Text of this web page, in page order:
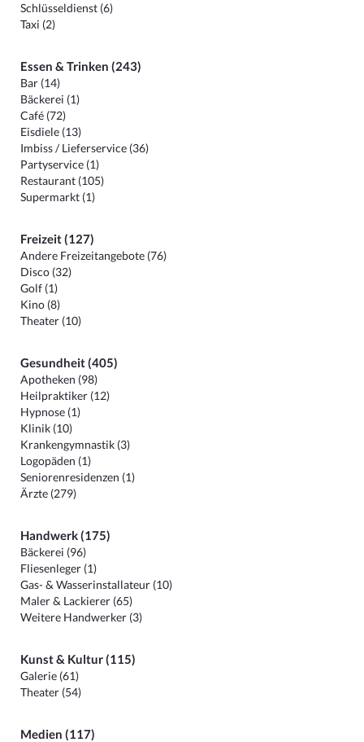
Schlüsseldienst (6)
Taxi (2)
Essen & Trinken (243)
Bar (14)
Bäckerei (1)
Café (72)
Eisdiele (13)
Imbiss / Lieferservice (36)
Partyservice (1)
Restaurant (105)
Supermarkt (1)
Freizeit (127)
Andere Freizeitangebote (76)
Disco (32)
Golf (1)
Kino (8)
Theater (10)
Gesundheit (405)
Apotheken (98)
Heilpraktiker (12)
Hypnose (1)
Klinik (10)
Krankengymnastik (3)
Logopäden (1)
Seniorenresidenzen (1)
Ärzte (279)
Handwerk (175)
Bäckerei (96)
Fliesenleger (1)
Gas- & Wasserinstallateur (10)
Maler & Lackierer (65)
Weitere Handwerker (3)
Kunst & Kultur (115)
Galerie (61)
Theater (54)
Medien (117)